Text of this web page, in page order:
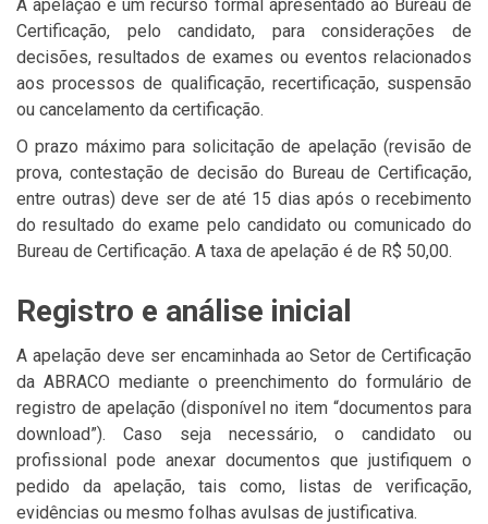
A apelação é um recurso formal apresentado ao Bureau de
Certificação, pelo candidato, para considerações de
decisões, resultados de exames ou eventos relacionados
aos processos de qualificação, recertificação, suspensão
ou cancelamento da certificação.
O prazo máximo para solicitação de apelação (revisão de
prova, contestação de decisão do Bureau de Certificação,
entre outras) deve ser de até 15 dias após o recebimento
do resultado do exame pelo candidato ou comunicado do
Bureau de Certificação. A taxa de apelação é de R$ 50,00.
Registro e análise inicial
A apelação deve ser encaminhada ao Setor de Certificação
da ABRACO mediante o preenchimento do formulário de
registro de apelação (disponível no item “documentos para
download”). Caso seja necessário, o candidato ou
profissional pode anexar documentos que justifiquem o
pedido da apelação, tais como, listas de verificação,
evidências ou mesmo folhas avulsas de justificativa.